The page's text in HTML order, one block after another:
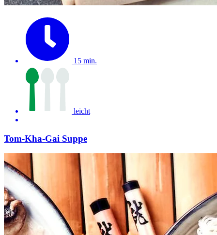
15 min.
leicht
Tom-Kha-Gai Suppe